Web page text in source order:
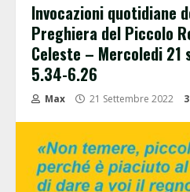
Invocazioni quotidiane
Preghiera del Piccolo
Celeste – Mercoledi
5.34-6.26
Max 21 Settembre 2022